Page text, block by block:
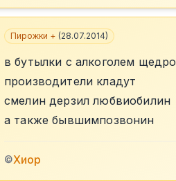
Пирожки + (28.07.2014)
в бутылки с алкоголем щедро
производители кладут
смелин дерзил любвиобилин
а также бывшимпозвонин
©Хиор